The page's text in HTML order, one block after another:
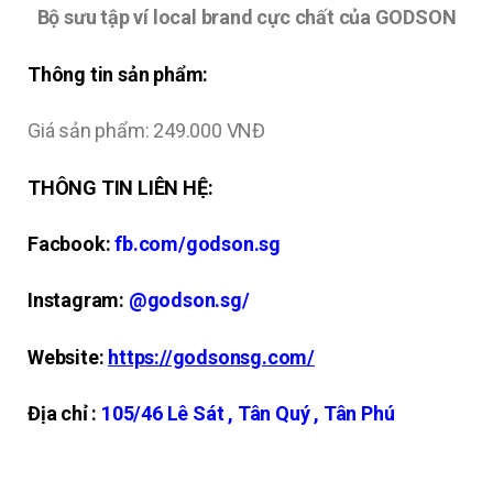
Bộ sưu tập ví local brand cực chất của GODSON
Thông tin sản phẩm:
Giá sản phẩm: 249.000 VNĐ
THÔNG TIN LIÊN HỆ:
Facbook:fb.com/godson.sg
Instagram: @godson.sg/
Website: https://godsonsg.com/
Địa chỉ : 105/46 Lê Sát , Tân Quý , Tân Phú